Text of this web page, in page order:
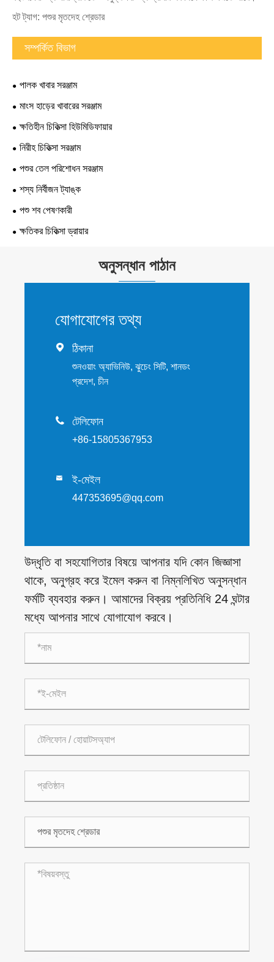
হট ট্যাগ: পশুর মৃতদেহ শ্রেডার
সম্পর্কিত বিভাগ
পালক খাবার সরঞ্জাম
মাংস হাড়ের খাবারের সরঞ্জাম
ক্ষতিহীন চিকিত্সা হিউমিডিফায়ার
নিরীহ চিকিত্সা সরঞ্জাম
পশুর তেল পরিশোধন সরঞ্জাম
শস্য নির্বীজন ট্যাঙ্ক
পশু শব পেষণকারী
ক্ষতিকর চিকিত্সা ড্রায়ার
অনুসন্ধান পাঠান
যোগাযোগের তথ্য
 ঠিকানা
শুনওয়াং অ্যাভিনিউ, ঝুচেং সিটি, শানডং
প্রদেশ, চীন
 টেলিফোন
+86-15805367953
 ই-মেইল
447353695@qq.com
উদ্ধৃতি বা সহযোগিতার বিষয়ে আপনার যদি কোন জিজ্ঞাসা
থাকে, অনুগ্রহ করে ইমেল করুন বা নিম্নলিখিত অনুসন্ধান
ফর্মটি ব্যবহার করুন। আমাদের বিক্রয় প্রতিনিধি 24 ঘন্টার
মধ্যে আপনার সাথে যোগাযোগ করবে।